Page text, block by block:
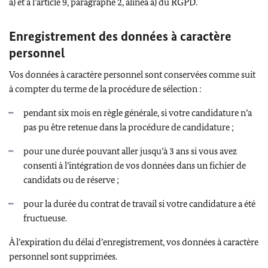
Enregistrement des données à caractère
personnel
Vos données à caractère personnel sont conservées comme suit
à compter du terme de la procédure de sélection :
pendant six mois en règle générale, si votre candidature n’a
pas pu être retenue dans la procédure de candidature ;
pour une durée pouvant aller jusqu’à 3 ans si vous avez
consenti à l’intégration de vos données dans un fichier de
candidats ou de réserve ;
pour la durée du contrat de travail si votre candidature a été
fructueuse.
À l’expiration du délai d’enregistrement, vos données à caractère
personnel sont supprimées.